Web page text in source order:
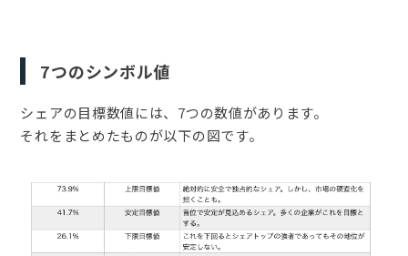
7つのシンボル値
シェアの目標数値には、7つの数値があります。
それをまとめたものが以下の図です。